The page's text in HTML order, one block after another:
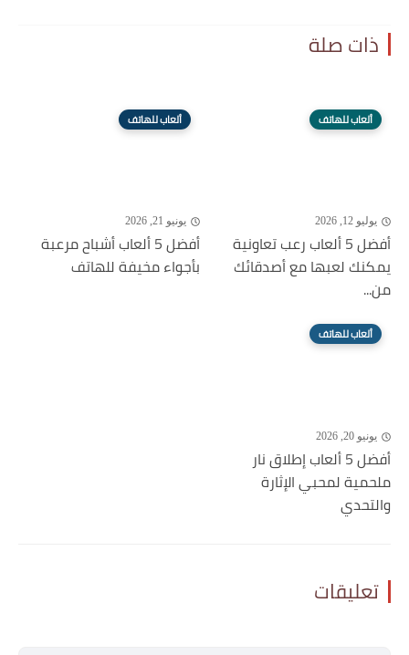
ذات صلة
ألعاب للهاتف
يوليو 12, 2026
أفضل 5 ألعاب رعب تعاونية
يمكنك لعبها مع أصدقائك
من...
ألعاب للهاتف
يونيو 21, 2026
أفضل 5 ألعاب أشباح مرعبة
بأجواء مخيفة للهاتف
ألعاب للهاتف
يونيو 20, 2026
أفضل 5 ألعاب إطلاق نار
ملحمية لمحبي الإثارة
والتحدي
تعليقات